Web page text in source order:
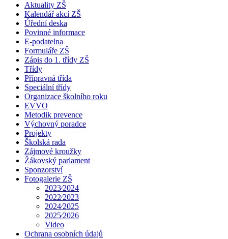
Aktuality ZŠ
Kalendář akcí ZŠ
Úřední deska
Povinné informace
E-podatelna
Formuláře ZŠ
Zápis do 1. třídy ZŠ
Třídy
Přípravná třída
Speciální třídy
Organizace školního roku
EVVO
Metodik prevence
Výchovný poradce
Projekty
Školská rada
Zájmové kroužky
Žákovský parlament
Sponzorství
Fotogalerie ZŠ
2023⁄2024
2022⁄2023
2024⁄2025
2025⁄2026
Video
Ochrana osobních údajů